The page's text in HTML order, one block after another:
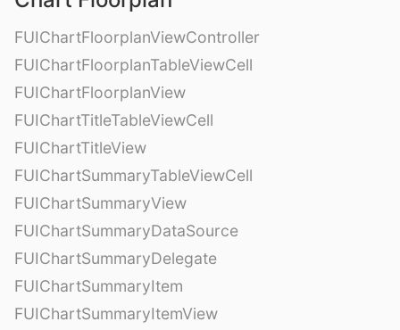
FUIChartFloorplanViewController
FUIChartFloorplanTableViewCell
FUIChartFloorplanView
FUIChartTitleTableViewCell
FUIChartTitleView
FUIChartSummaryTableViewCell
FUIChartSummaryView
FUIChartSummaryDataSource
FUIChartSummaryDelegate
FUIChartSummaryItem
FUIChartSummaryItemView